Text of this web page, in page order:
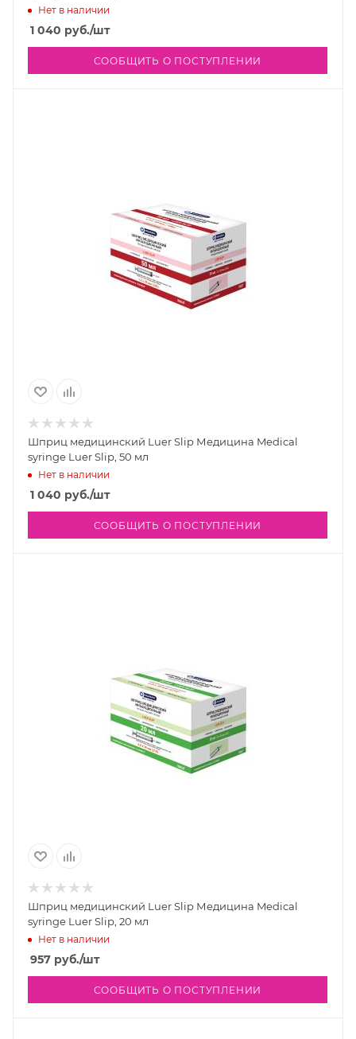
Нет в наличии
1 040 руб./шт
СООБЩИТЬ О ПОСТУПЛЕНИИ
Шприц медицинский Luer Slip Медицина Medical
syringe Luer Slip, 50 мл
Нет в наличии
1 040 руб./шт
СООБЩИТЬ О ПОСТУПЛЕНИИ
Шприц медицинский Luer Slip Медицина Medical
syringe Luer Slip, 20 мл
Нет в наличии
957 руб./шт
СООБЩИТЬ О ПОСТУПЛЕНИИ